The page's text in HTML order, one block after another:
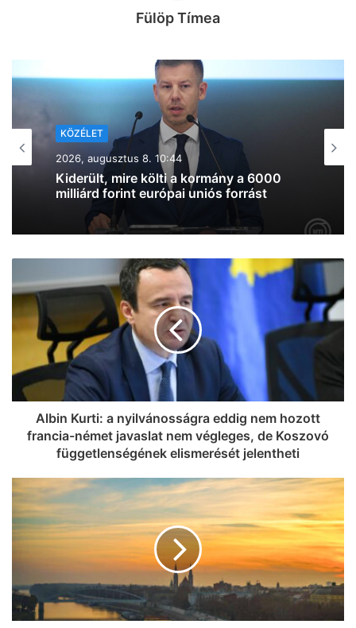
Fülöp Tímea
2026, augusztus 7. 19:39
Lazul a volt miniszterelnök: Orbán
Viktor felbukkant a szerbiai
trombitafesztiválon, sörözött és
Albin Kurti: a nyilvánosságra eddig nem hozott
francia-német javaslat nem végleges, de Koszovó
függetlenségének elismerését jelentheti